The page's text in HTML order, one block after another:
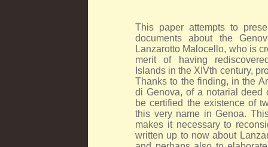
This paper attempts to
documents about the
Lanzarotto Malocello, who is
merit of having
Islands in the XIVth century,
Thanks to the finding, in the
di Genova, of a notarial deed
be certified the existence of
this very name in Genoa.
makes it necessary to
written up to now about